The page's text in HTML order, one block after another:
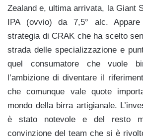
Zealand e, ultima arrivata, la Giant
IPA (ovvio) da 7,5° alc.
strategia di CRAK che ha scelto
strada delle specializzazione e
quel consumatore che vuole
l’ambizione di diventare il
che comunque vale quote
mondo della birra artigianale.
è stato notevole e del resto
convinzione del team che si è